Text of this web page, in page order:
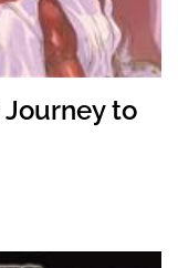
Journey to